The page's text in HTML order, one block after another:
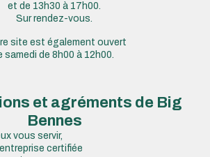
et de 13h30 à 17h00.
Sur rendez-vous.
site est également ouvert
samedi de 8h00 à 12h00.
et agréments de Big
Bennes
vous servir,
certifiée